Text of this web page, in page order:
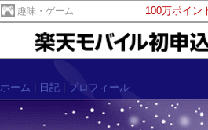
趣味・ゲーム 100万ポイン
ホーム
日記 プロフィール